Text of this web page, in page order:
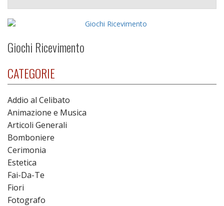
Giochi Ricevimento
CATEGORIE
Addio al Celibato
Animazione e Musica
Articoli Generali
Bomboniere
Cerimonia
Estetica
Fai-Da-Te
Fiori
Fotografo